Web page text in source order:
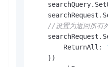
//设置为返回所有列
        ReturnAll:
    })